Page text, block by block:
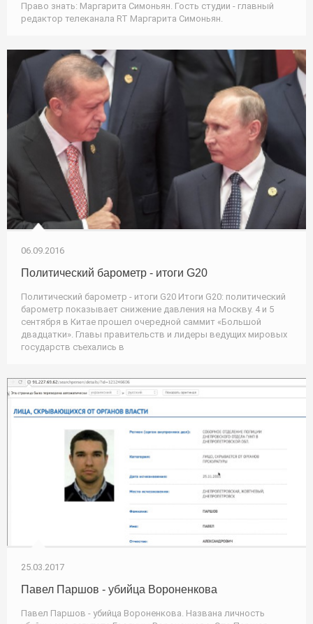
Право знать: Маргарита Симоньян. Гость студии - главный
редактор телеканала RT Маргарита Симоньян.
06.09.2016
Политический барометр - итоги G20
Политический барометр - итоги G20 Итоги G20: политический
барометр показывает снижение давления на Москву. 4 и 5
сентября в Китае прошел очередной саммит «Большой
двадцатки». Главы правительств и лидеры ведущих мировых
государств съехались в
25.03.2017
Павел Паршов - убийца Вороненкова
Павел Паршов - убийца Вороненкова. Названа личность